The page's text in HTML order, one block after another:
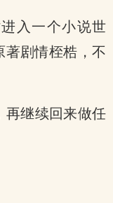
入一个小说世
著剧情桎梏，不
再继续回来做任